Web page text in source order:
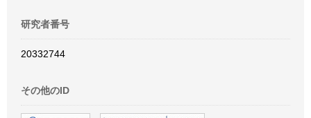
研究者番号
20332744
その他のID